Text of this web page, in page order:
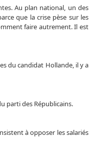
Au plan national, un des
que la crise pèse sur les
faire autrement. Il est
du candidat Hollande, il y a
parti des Républicains.
à opposer les salariés